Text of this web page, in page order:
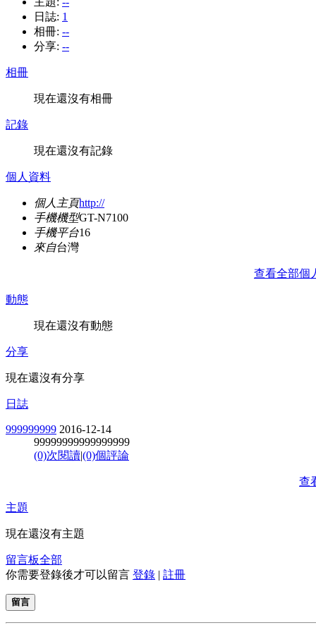
日誌: 1
相冊: --
分享: --
相冊
現在還沒有相冊
記錄
現在還沒有記錄
個人資料
個人主頁http://
手機機型GT-N7100
手機平台16
來自台灣
查看全部個
動態
現在還沒有動態
分享
現在還沒有分享
日誌
999999999 2016-12-14
99999999999999999
(0)次閱讀|(0)個評論
查
主題
現在還沒有主題
留言板全部
你需要登錄後才可以留言 登錄 | 註冊
留言